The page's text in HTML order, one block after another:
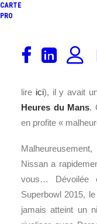
CARTE
PRO
Après le départ
Speciale,
lire ici), il y avait
Heures du Mans.
en profite «
Nissan a
vous… Dévoilée
Superbowl 2015,
jamais atteint un